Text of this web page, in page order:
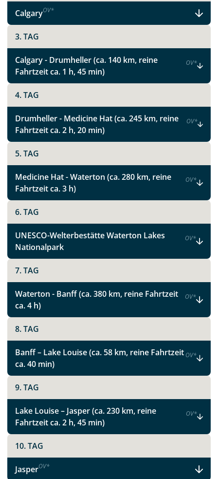
CalgaryOV*
3. TAG
Calgary - Drumheller (ca. 140 km, reine
Fahrtzeit ca. 1 h, 45 min)
OV*
4. TAG
Drumheller - Medicine Hat (ca. 245 km, reine
Fahrtzeit ca. 2 h, 20 min)
OV*
5. TAG
Medicine Hat - Waterton (ca. 280 km, reine
Fahrtzeit ca. 3 h)
OV*
6. TAG
UNESCO-Welterbestätte Waterton Lakes
Nationalpark
OV*
7. TAG
Waterton - Banff (ca. 380 km, reine Fahrtzeit
ca. 4 h)
OV*
8. TAG
Banff – Lake Louise (ca. 58 km, reine Fahrtzeit
ca. 40 min)
OV*
9. TAG
Lake Louise – Jasper (ca. 230 km, reine
Fahrtzeit ca. 2 h, 45 min)
OV*
10. TAG
JasperOV*